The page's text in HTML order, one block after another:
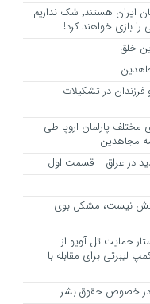
هرجا خشن ترین دشمنان ایران هستند٬ شک نداریم
بازی خواهند کرد!
خلق
در تشکیلات
مختلف پارلمان اروپا طی
مجاهدین
در عراق – قسمت اول
نیست، مشکل بوی
حمایت تل آویو از
لیبرتی برای مقابله با
در خصوص حقوق بشر